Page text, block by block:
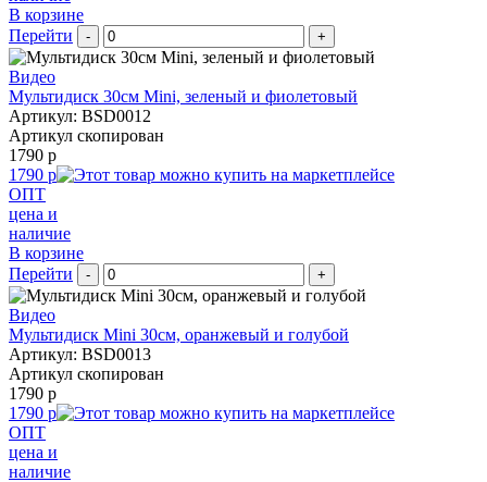
В корзине
Перейти
- +
Видео
Мультидиск 30см Mini, зеленый и фиолетовый
Артикул: BSD0012
Артикул скопирован
1790 р
1790 р
ОПТ
цена и
наличие
В корзине
Перейти
- +
Видео
Мультидиск Mini 30см, оранжевый и голубой
Артикул: BSD0013
Артикул скопирован
1790 р
1790 р
ОПТ
цена и
наличие